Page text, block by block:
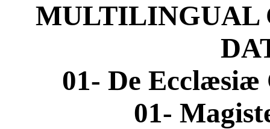
MULTILINGUAL
01- De
01-